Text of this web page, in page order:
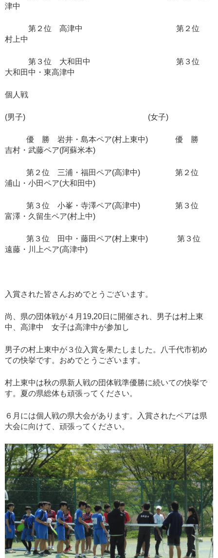
津中
第２位 高津中 第２位
村上中
第３位 大和田中 第３位
大和田中・東高津中
個人戦
(男子) (女子)
優 勝 岩井・島本ペア(村上東中) 優 勝
吉村・武藤ペア(阿蘇米本)
第２位 三浦・福田ペア(高津中) 第２位
浦山・小田ペア(大和田中)
第３位 小峯・寺澤ペア(高津中) 第３位
富澤・久留生ペア(村上中)
第３位 田中・藤田ペア(村上東中) 第３位
遠藤・川上ペア(高津中)
入賞された皆さんおめでとうございます。
尚、県の団体戦が４月19,20日に開催され、男子は村上東
中、高津中 女子は高津中が参加し
男子の村上東中が３位入賞を果たしました。八千代市初め
ての快挙です。おめでとうございます。
村上東中は秋の県新人戦の団体戦準優勝に続いての快挙で
す。夏の県総体も頑張ってください。
６月には個人戦の県大会があります。入賞されたペアは県
大会に向けて、頑張ってください。